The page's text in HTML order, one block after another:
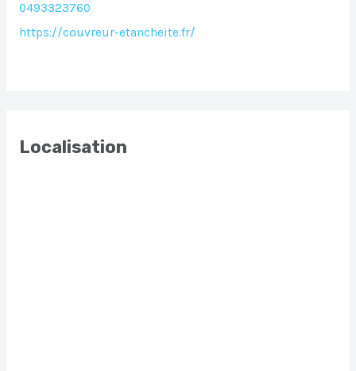
0493323760
https://couvreur-etancheite.fr/
Localisation